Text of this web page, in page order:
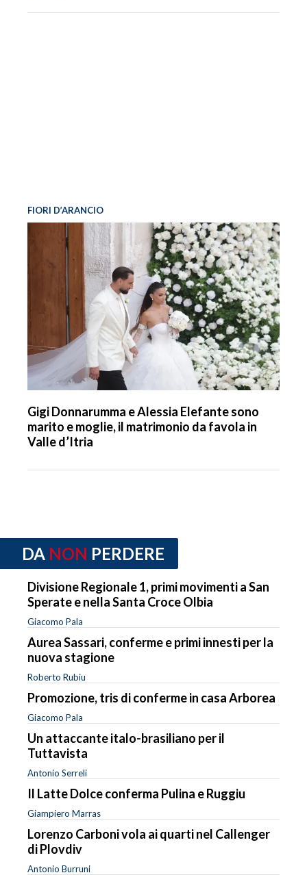
FIORI D’ARANCIO
Gigi Donnarumma e Alessia Elefante sono
marito e moglie, il matrimonio da favola in
Valle d’Itria
DA NON PERDERE
Divisione Regionale 1, primi movimenti a San
Sperate e nella Santa Croce Olbia
Giacomo Pala
Aurea Sassari, conferme e primi innesti per la
nuova stagione
Roberto Rubiu
Promozione, tris di conferme in casa Arborea
Giacomo Pala
Un attaccante italo-brasiliano per il
Tuttavista
Antonio Serreli
Il Latte Dolce conferma Pulina e Ruggiu
Giampiero Marras
Lorenzo Carboni vola ai quarti nel Callenger
di Plovdiv
Antonio Burruni